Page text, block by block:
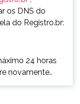
os DNS do
do Registro.br:
24 horas
novamente..